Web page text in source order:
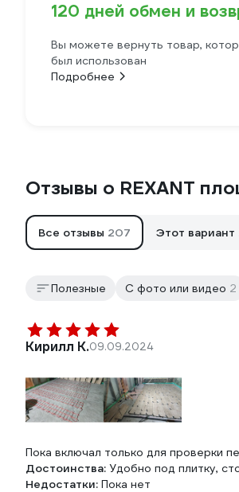
120 дней обмен и
Вы можете вернуть товар,
был использован
Подробнее
Отзывы о REXANT
Все отзывы 207 Этот вариант
Полезные С фото или видео 2
Кирилл К.09.09.2024
Пока включал только для проверки
Достоинства: Удобно под плитку,
Недостатки: Пока нет